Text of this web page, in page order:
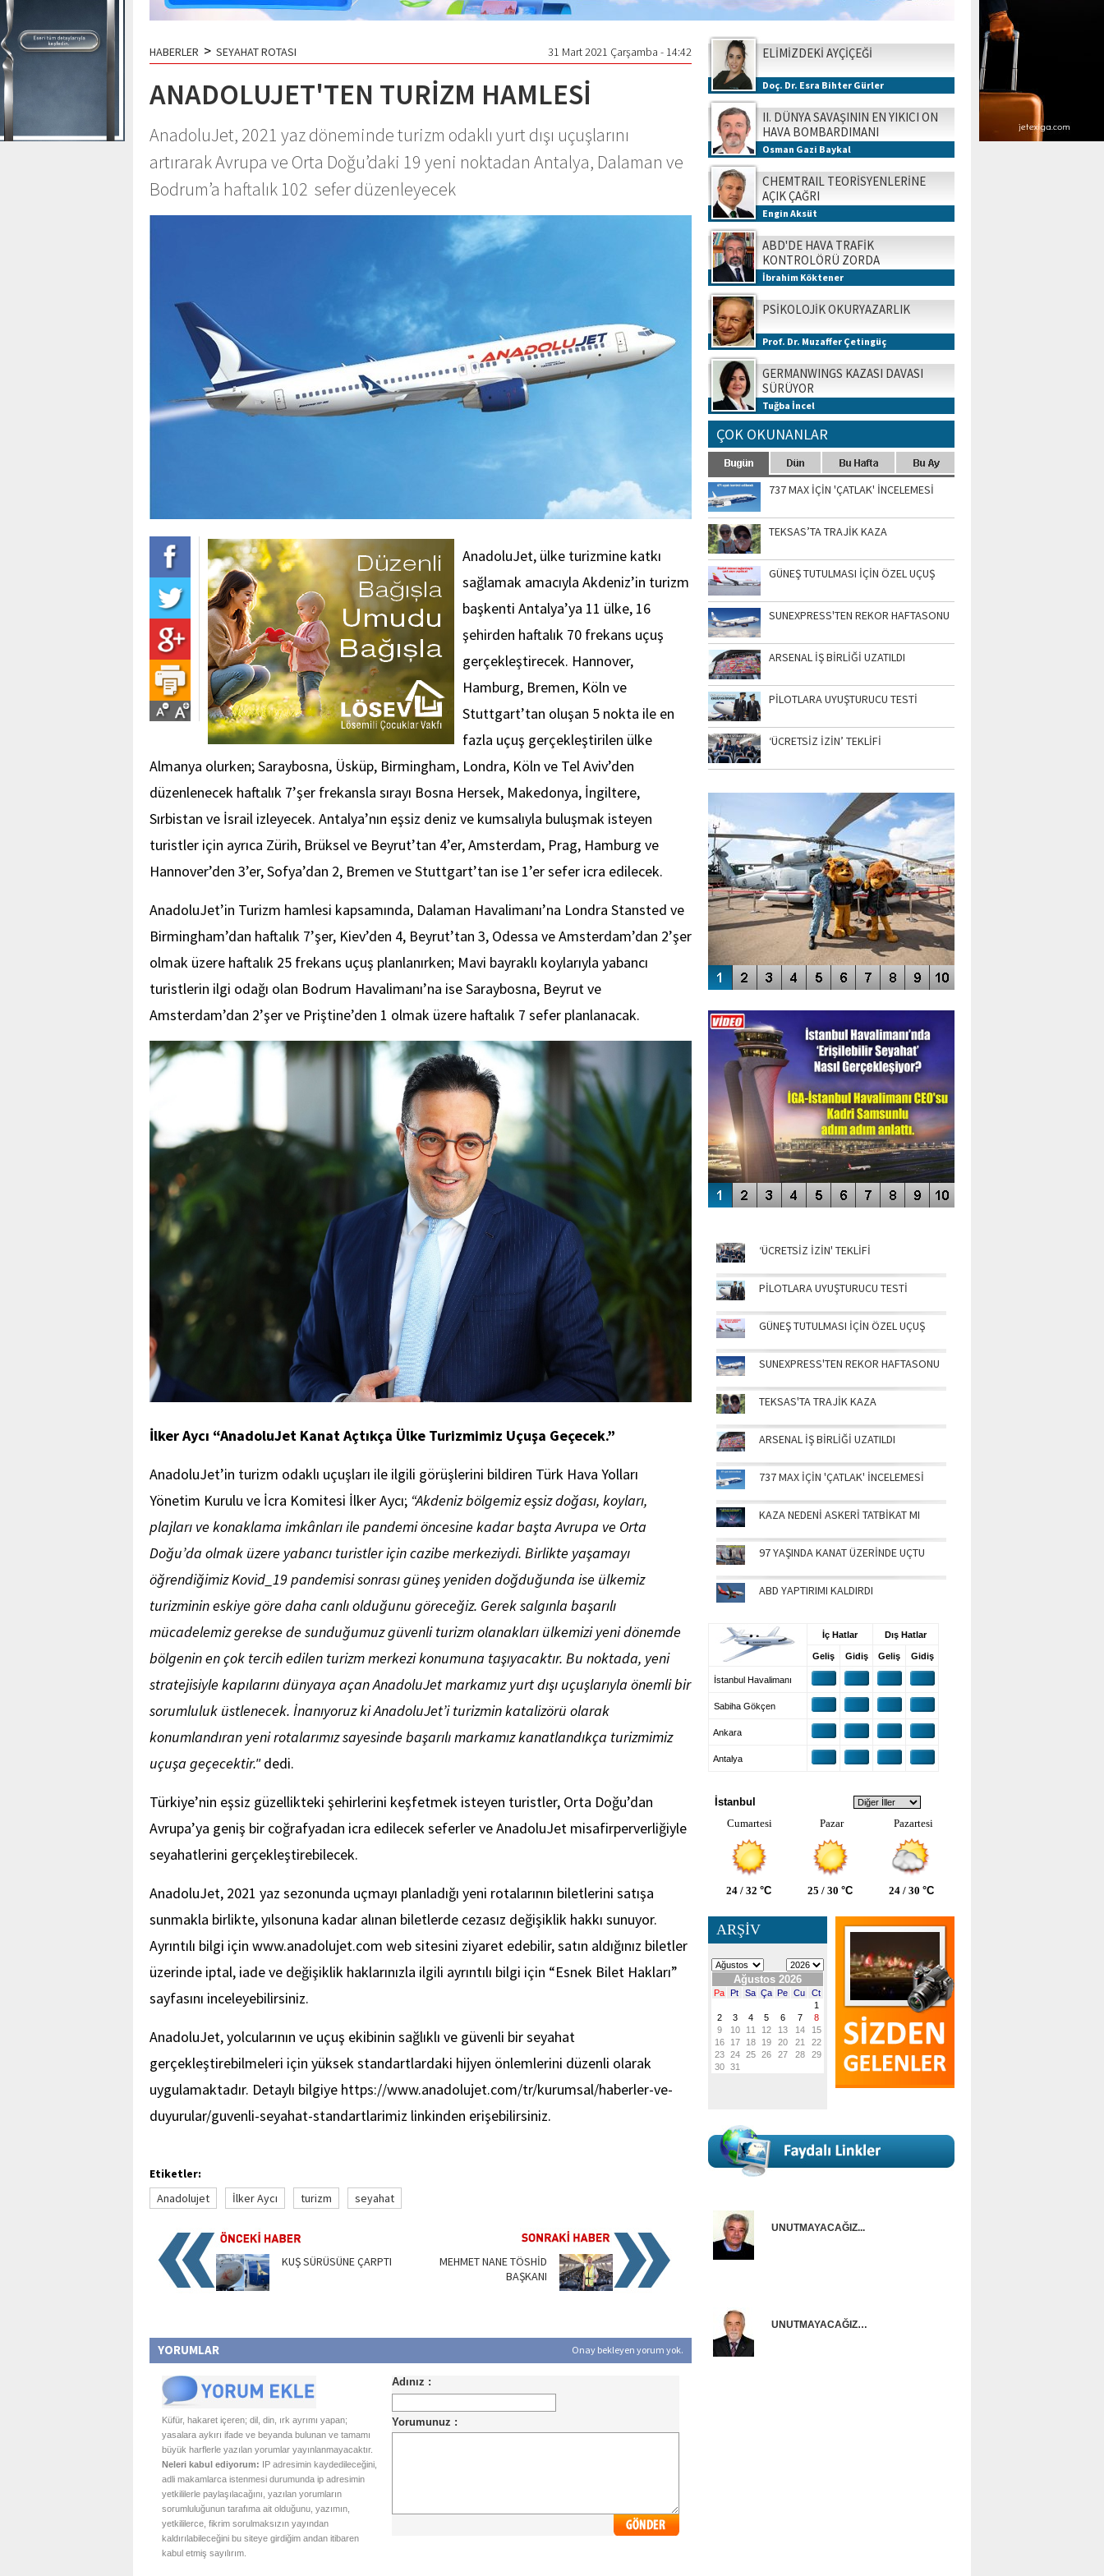
HABERLER > SEYAHAT ROTASI 31 Mart 2021 Çarşamba - 14:42
ANADOLUJET'TEN TURİZM HAMLESİ
AnadoluJet, 2021 yaz döneminde turizm odaklı yurt dışı uçuşlarını
artırarak Avrupa ve Orta Doğu’daki 19 yeni noktadan Antalya, Dalaman ve
Bodrum’a haftalık 102 sefer düzenleyecek
AnadoluJet, ülke turizmine katkı
sağlamak amacıyla Akdeniz’in turizm
başkenti Antalya’ya 11 ülke, 16
şehirden haftalık 70 frekans uçuş
gerçekleştirecek. Hannover,
Hamburg, Bremen, Köln ve
Stuttgart’tan oluşan 5 nokta ile en
fazla uçuş gerçekleştirilen ülke
Almanya olurken; Saraybosna, Üsküp, Birmingham, Londra, Köln ve Tel Aviv’den
düzenlenecek haftalık 7’şer frekansla sırayı Bosna Hersek, Makedonya, İngiltere,
Sırbistan ve İsrail izleyecek. Antalya’nın eşsiz deniz ve kumsalıyla buluşmak isteyen
turistler için ayrıca Zürih, Brüksel ve Beyrut’tan 4’er, Amsterdam, Prag, Hamburg ve
Hannover’den 3’er, Sofya’dan 2, Bremen ve Stuttgart’tan ise 1’er sefer icra edilecek.
AnadoluJet’in Turizm hamlesi kapsamında, Dalaman Havalimanı’na Londra Stansted ve
Birmingham’dan haftalık 7’şer, Kiev’den 4, Beyrut’tan 3, Odessa ve Amsterdam’dan 2’şer
olmak üzere haftalık 25 frekans uçuş planlanırken; Mavi bayraklı koylarıyla yabancı
turistlerin ilgi odağı olan Bodrum Havalimanı’na ise Saraybosna, Beyrut ve
Amsterdam’dan 2’şer ve Priştine’den 1 olmak üzere haftalık 7 sefer planlanacak.
İlker Aycı “AnadoluJet Kanat Açtıkça Ülke Turizmimiz Uçuşa Geçecek.”
AnadoluJet’in turizm odaklı uçuşları ile ilgili görüşlerini bildiren Türk Hava Yolları
Yönetim Kurulu ve İcra Komitesi İlker Aycı; “Akdeniz bölgemiz eşsiz doğası, koyları,
plajları ve konaklama imkânları ile pandemi öncesine kadar başta Avrupa ve Orta
Doğu’da olmak üzere yabancı turistler için cazibe merkeziydi. Birlikte yaşamayı
öğrendiğimiz Kovid_19 pandemisi sonrası güneş yeniden doğduğunda ise ülkemiz
turizminin eskiye göre daha canlı olduğunu göreceğiz. Gerek salgınla başarılı
mücadelemiz gerekse de sunduğumuz güvenli turizm olanakları ülkemizi yeni dönemde
bölgenin en çok tercih edilen turizm merkezi konumuna taşıyacaktır. Bu noktada, yeni
stratejisiyle kapılarını dünyaya açan AnadoluJet markamız yurt dışı uçuşlarıyla önemli bir
sorumluluk üstlenecek. İnanıyoruz ki AnadoluJet’i turizmin katalizörü olarak
konumlandıran yeni rotalarımız sayesinde başarılı markamız kanatlandıkça turizmimiz
uçuşa geçecektir."dedi.
Türkiye’nin eşsiz güzellikteki şehirlerini keşfetmek isteyen turistler, Orta Doğu’dan
Avrupa’ya geniş bir coğrafyadan icra edilecek seferler ve AnadoluJet misafirperverliğiyle
seyahatlerini gerçekleştirebilecek.
AnadoluJet, 2021 yaz sezonunda uçmayı planladığı yeni rotalarının biletlerini satışa
sunmakla birlikte, yılsonuna kadar alınan biletlerde cezasız değişiklik hakkı sunuyor.
Ayrıntılı bilgi için www.anadolujet.com web sitesini ziyaret edebilir, satın aldığınız biletler
üzerinde iptal, iade ve değişiklik haklarınızla ilgili ayrıntılı bilgi için “Esnek Bilet Hakları”
sayfasını inceleyebilirsiniz.
AnadoluJet, yolcularının ve uçuş ekibinin sağlıklı ve güvenli bir seyahat
gerçekleştirebilmeleri için yüksek standartlardaki hijyen önlemlerini düzenli olarak
uygulamaktadır. Detaylı bilgiye https://www.anadolujet.com/tr/kurumsal/haberler-ve-
duyurular/guvenli-seyahat-standartlarimiz linkinden erişebilirsiniz.
Etiketler:
Anadolujet
İlker Aycı turizm seyahat
KUŞ SÜRÜSÜNE ÇARPTI
MEHMET NANE TÖSHİD
BAŞKANI
YORUMLAR Onay bekleyen yorum yok.
Küfür, hakaret içeren; dil, din, ırk ayrımı yapan;
yasalara aykırı ifade ve beyanda bulunan ve tamamı
büyük harflerle yazılan yorumlar yayınlanmayacaktır.
Neleri kabul ediyorum: IP adresimin kaydedileceğini,
adli makamlarca istenmesi durumunda ip adresimin
yetkililerle paylaşılacağını, yazılan yorumların
sorumluluğunun tarafıma ait olduğunu, yazımın,
yetkililerce, fikrim sorulmaksızın yayından
kaldırılabileceğini bu siteye girdiğim andan itibaren
kabul etmiş sayılırım.
ELİMİZDEKİ AYÇİÇEĞİ
Doç. Dr. Esra Bihter Gürler
II. DÜNYA SAVAŞININ EN YIKICI ON
HAVA BOMBARDIMANI
Osman Gazi Baykal
CHEMTRAIL TEORİSYENLERİNE
AÇIK ÇAĞRI
Engin Aksüt
ABD'DE HAVA TRAFİK
KONTROLÖRÜ ZORDA
İbrahim Köktener
PSİKOLOJİK OKURYAZARLIK
Prof. Dr. Muzaffer Çetingüç
GERMANWINGS KAZASI DAVASI
SÜRÜYOR
Tuğba İncel
ÇOK OKUNANLAR
737 MAX İÇİN 'ÇATLAK' İNCELEMESİ
TEKSAS’TA TRAJİK KAZA
GÜNEŞ TUTULMASI İÇİN ÖZEL UÇUŞ
SUNEXPRESS'TEN REKOR HAFTASONU
ARSENAL İŞ BİRLİĞİ UZATILDI
PİLOTLARA UYUŞTURUCU TESTİ
‘ÜCRETSİZ İZİN’ TEKLİFİ
SİNGAPUR AIRSHOW-2020
ENGELLERİN AŞILDIĞI HAVALİMANI
‘ÜCRETSİZ İZİN' TEKLİFİ
PİLOTLARA UYUŞTURUCU TESTİ
GÜNEŞ TUTULMASI İÇİN ÖZEL UÇUŞ
SUNEXPRESS'TEN REKOR HAFTASONU
TEKSAS'TA TRAJİK KAZA
ARSENAL İŞ BİRLİĞİ UZATILDI
737 MAX İÇİN 'ÇATLAK' İNCELEMESİ
KAZA NEDENİ ASKERİ TATBİKAT MI
97 YAŞINDA KANAT ÜZERİNDE UÇTU
ABD YAPTIRIMI KALDIRDI
İç Hatlar Dış Hatlar
Geliş Gidiş Geliş Gidiş
İstanbul Havalimanı
Sabiha Gökçen
Ankara
Antalya
İstanbul
Cumartesi
Pazar Pazartesi
24 / 32 °C 25 / 30 °C 24 / 30 °C
ARŞİV
UNUTMAYACAĞIZ...
UNUTMAYACAĞIZ…